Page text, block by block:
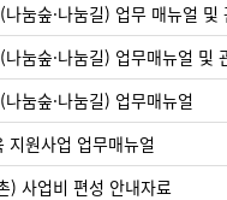
눔숲·나눔길) 업무 매뉴얼 및
눔숲·나눔길) 업무매뉴얼 및
눔숲·나눔길) 업무매뉴얼
지원사업 업무매뉴얼
) 사업비 편성 안내자료